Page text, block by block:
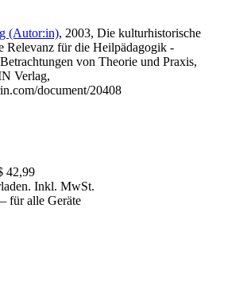
(Autor:in), 2003, Die kulturhistorische
Relevanz für die Heilpädagogik -
von Theorie und Praxis,
Verlag,
document/20408
42,99
Inkl. MwSt.
für alle Geräte